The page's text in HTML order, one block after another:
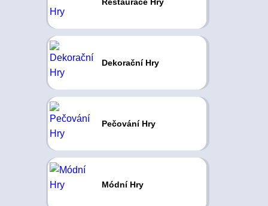
Dekorační Hry
Pečování Hry
Módní Hry